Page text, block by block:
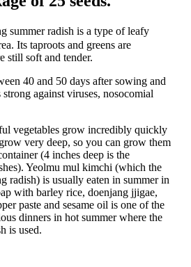
summer radish is a type of leafy
Its taproots and greens are
still soft and tender.
40 and 50 days after sowing and
against viruses, nosocomial
vegetables grow incredibly quickly
very deep, so you can grow them
(4 inches deep is the
Yeolmu mul kimchi (which the
radish) is usually eaten in summer in
with barley rice, doenjang jjigae,
paste and sesame oil is one of the
dinners in hot summer where the
is used.